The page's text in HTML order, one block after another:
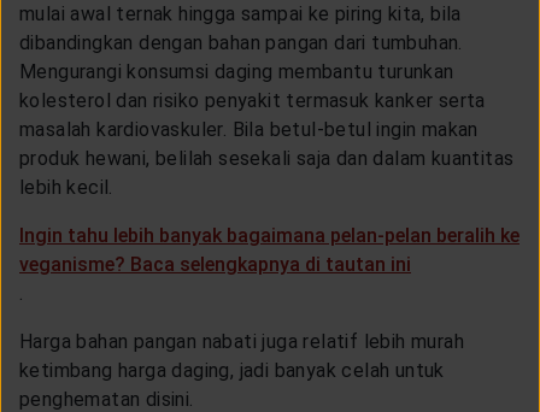
mulai awal ternak hingga sampai ke piring kita, bila
dibandingkan dengan bahan pangan dari tumbuhan.
Mengurangi konsumsi daging membantu turunkan
kolesterol dan risiko penyakit termasuk kanker serta
masalah kardiovaskuler. Bila betul-betul ingin makan
produk hewani, belilah sesekali saja dan dalam kuantitas
lebih kecil.
Ingin tahu lebih banyak bagaimana pelan-pelan beralih ke
veganisme? Baca selengkapnya di tautan ini
Harga bahan pangan nabati juga relatif lebih murah
ketimbang harga daging, jadi banyak celah untuk
penghematan disini.